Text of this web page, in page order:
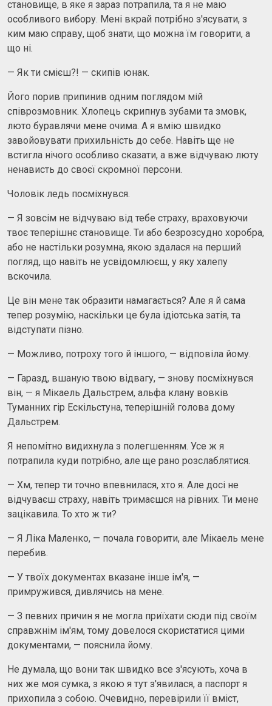
становище, в яке я зараз потрапила, та я не маю
особливого вибору. Мені вкрай потрібно з'ясувати, з
ким маю справу, щоб знати, що можна їм говорити, а
що ні.
— Як ти смієш?! — скипів юнак.
Його порив припинив одним поглядом мій
співрозмовник. Хлопець скрипнув зубами та змовк,
люто буравлячи мене очима. А я вмію швидко
завойовувати прихильність до себе. Навіть ще не
встигла нічого особливо сказати, а вже відчуваю люту
ненависть до своєї скромної персони.
Чоловік ледь посміхнувся.
— Я зовсім не відчуваю від тебе страху, враховуючи
твоє теперішнє становище. Ти або безрозсудно хоробра,
або не настільки розумна, якою здалася на перший
погляд, що навіть не усвідомлюєш, у яку халепу
вскочила.
Це він мене так образити намагається? Але я й сама
тепер розумію, наскільки це була ідіотська затія, та
відступати пізно.
— Можливо, потроху того й іншого, — відповіла йому.
— Гаразд, вшаную твою відвагу, — знову посміхнувся
він, — я Мікаель Дальстрем, альфа клану вовків
Туманних гір Ескільстуна, теперішній голова дому
Дальстрем.
Я непомітно видихнула з полегшенням. Усе ж я
потрапила куди потрібно, але ще рано розслаблятися.
— Хм, тепер ти точно впевнилася, хто я. Але досі не
відчуваєш страху, навіть тримаєшся на рівних. Ти мене
зацікавила. То хто ж ти?
— Я Ліка Маленко, — почала говорити, але Мікаель мене
перебив.
— У твоїх документах вказане інше ім'я, —
примружився, дивлячись на мене.
— З певних причин я не могла приїхати сюди під своїм
справжнім ім'ям, тому довелося скористатися цими
документами, — пояснила йому.
Не думала, що вони так швидко все з'ясують, хоча в
них же моя сумка, з якою я тут з'явилася, а паспорт я
прихопила з собою. Очевидно, перевірили її вміст,